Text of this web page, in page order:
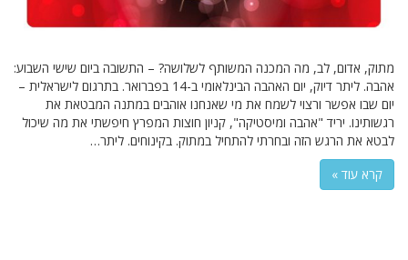
מתוק, אדום, לב, מה המכנה המשותף לשלושה? – התשובה ביום שישי השבוע:
אהבה. ליתר דיוק, יום האהבה הבינלאומי ב-14 בפברואר. בתרגום לישראלית –
יום שבו אפשר ורצוי לשמח את מי שאנחנו אוהבים במתנה המבטאת את
רגשותינו. יריד "אהבה ומיסטיקה", קניון חוצות המפרץ חיפשתי את מה שיכול
לבטא את הרגש הזה ובחרתי להתחיל במתוק. בקינוחים. ליתר…
קרא עוד »